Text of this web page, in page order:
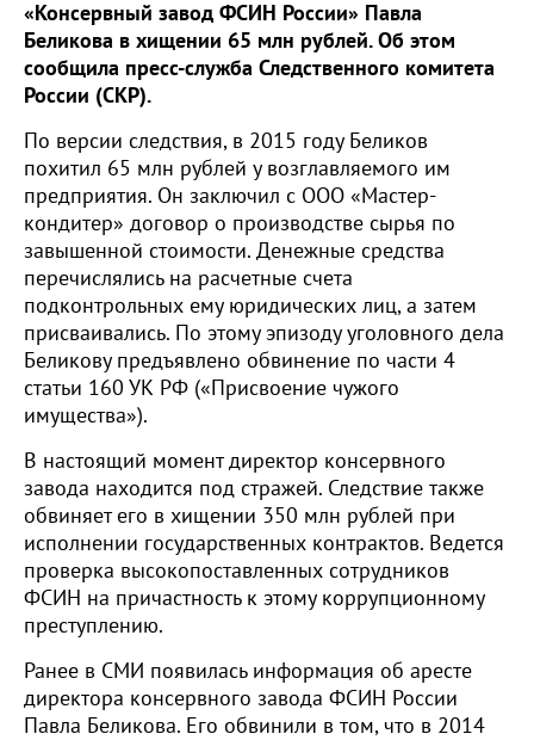
«Консервный завод ФСИН России» Павла
Беликова в хищении 65 млн рублей. Об этом
сообщила пресс-служба Следственного комитета
России (СКР).
По версии следствия, в 2015 году Беликов
похитил 65 млн рублей у возглавляемого им
предприятия. Он заключил с ООО «Мастер-
кондитер» договор о производстве сырья по
завышенной стоимости. Денежные средства
перечислялись на расчетные счета
подконтрольных ему юридических лиц, а затем
присваивались. По этому эпизоду уголовного дела
Беликову предъявлено обвинение по части 4
статьи 160 УК РФ («Присвоение чужого
имущества»).
В настоящий момент директор консервного
завода находится под стражей. Следствие также
обвиняет его в хищении 350 млн рублей при
исполнении государственных контрактов. Ведется
проверка высокопоставленных сотрудников
ФСИН на причастность к этому коррупционному
преступлению.
Ранее в СМИ появилась информация об аресте
директора консервного завода ФСИН России
Павла Беликова. Его обвинили в том, что в 2014